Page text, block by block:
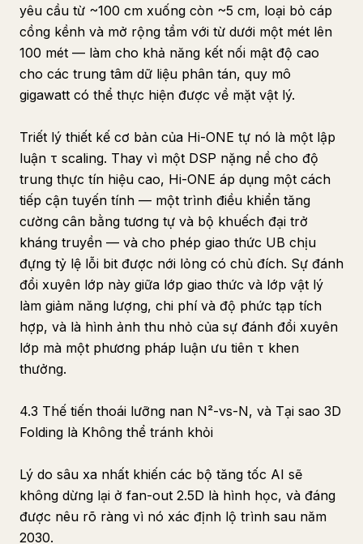
yêu cầu từ ~100 cm xuống còn ~5 cm, loại bỏ cáp
cồng kềnh và mở rộng tầm với từ dưới một mét lên
100 mét — làm cho khả năng kết nối mật độ cao
cho các trung tâm dữ liệu phân tán, quy mô
gigawatt có thể thực hiện được về mặt vật lý.
Triết lý thiết kế cơ bản của Hi-ONE tự nó là một lập
luận τ scaling. Thay vì một DSP nặng nề cho độ
trung thực tín hiệu cao, Hi-ONE áp dụng một cách
tiếp cận tuyến tính — một trình điều khiển tăng
cường cân bằng tương tự và bộ khuếch đại trở
kháng truyền — và cho phép giao thức UB chịu
đựng tỷ lệ lỗi bit được nới lỏng có chủ đích. Sự đánh
đổi xuyên lớp này giữa lớp giao thức và lớp vật lý
làm giảm năng lượng, chi phí và độ phức tạp tích
hợp, và là hình ảnh thu nhỏ của sự đánh đổi xuyên
lớp mà một phương pháp luận ưu tiên τ khen
thưởng.
4.3 Thế tiến thoái lưỡng nan N²-vs-N, và Tại sao 3D
Folding là Không thể tránh khỏi
Lý do sâu xa nhất khiến các bộ tăng tốc AI sẽ
không dừng lại ở fan-out 2.5D là hình học, và đáng
được nêu rõ ràng vì nó xác định lộ trình sau năm
2030.